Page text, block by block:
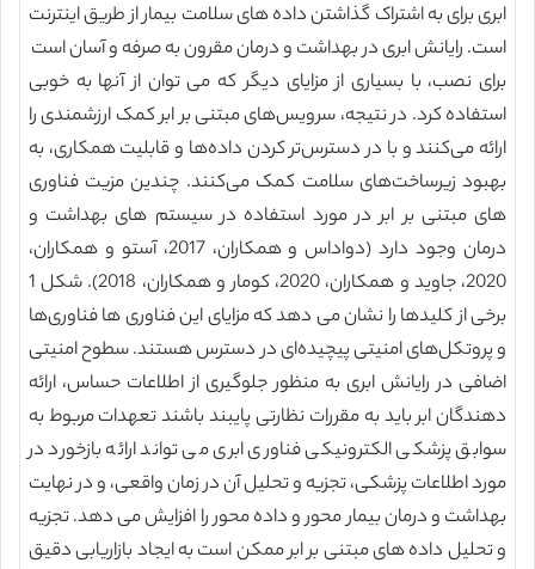
ابری برای به اشتراک گذاشتن داده های سلامت بیمار از طریق اینترنت
است. رایانش ابری در بهداشت و درمان مقرون به صرفه و آسان است
برای نصب، با بسیاری از مزایای دیگر که می توان از آنها به خوبی
استفاده کرد. در نتیجه، سرویس‌های مبتنی بر ابر کمک ارزشمندی را
ارائه می‌کنند و با در دسترس‌تر کردن داده‌ها و قابلیت همکاری، به
بهبود زیرساخت‌های سلامت کمک می‌کنند. چندین مزیت فناوری
های مبتنی بر ابر در مورد استفاده در سیستم های بهداشت و
درمان وجود دارد (دواداس و همکاران، 2017، آستو و همکاران،
2020، جاوید و همکاران، 2020، کومار و همکاران، 2018). شکل 1
برخی از کلیدها را نشان می دهد که مزایای این فناوری ها فناوری‌ها
و پروتکل‌های امنیتی پیچیده‌ای در دسترس هستند. سطوح امنیتی
اضافی در رایانش ابری به منظور جلوگیری از اطلاعات حساس، ارائه
دهندگان ابر باید به مقررات نظارتی پایبند باشند تعهدات مربوط به
سوابق پزشکی الکترونیکی فناوری ابری می تواند ارائه بازخورد در
مورد اطلاعات پزشکی، تجزیه و تحلیل آن در زمان واقعی، و در نهایت
بهداشت و درمان بیمار محور و داده محور را افزایش می دهد. تجزیه
و تحلیل داده های مبتنی بر ابر ممکن است به ایجاد بازاریابی دقیق